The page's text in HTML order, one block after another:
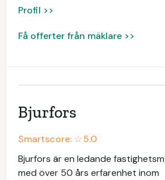
Profil >>
Få offerter från mäklare >>
Bjurfors
Smartscore: ☆5.0
Bjurfors är en ledande
med över 50 års erfarenhet inom